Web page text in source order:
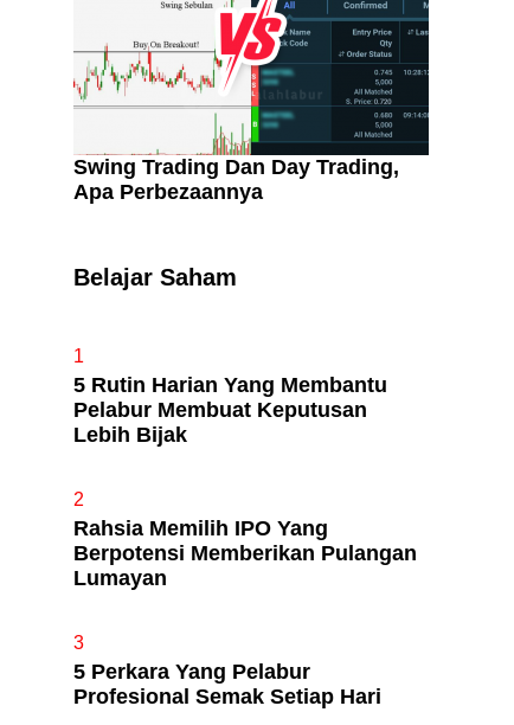
Swing Trading Dan Day Trading,
Apa Perbezaannya
Belajar Saham
1
5 Rutin Harian Yang Membantu
Pelabur Membuat Keputusan
Lebih Bijak
2
Rahsia Memilih IPO Yang
Berpotensi Memberikan Pulangan
Lumayan
3
5 Perkara Yang Pelabur
Profesional Semak Setiap Hari
Kenali Franchisee Disebalik
Yang Selalu Sifu Saham Sebut
Tu?